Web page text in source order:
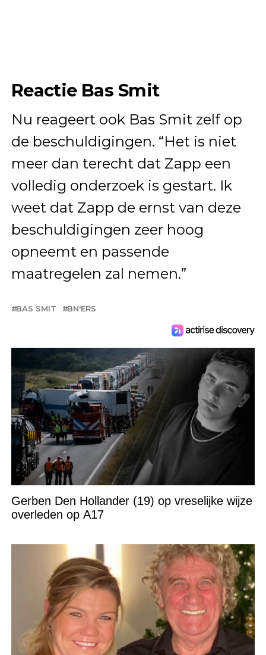
Reactie Bas Smit
Nu reageert ook Bas Smit zelf op
de beschuldigingen. “Het is niet
meer dan terecht dat Zapp een
volledig onderzoek is gestart. Ik
weet dat Zapp de ernst van deze
beschuldigingen zeer hoog
opneemt en passende
maatregelen zal nemen.”
BAS SMIT BN'ERS
Gerben Den Hollander (19) op vreselijke wijze
overleden op A17